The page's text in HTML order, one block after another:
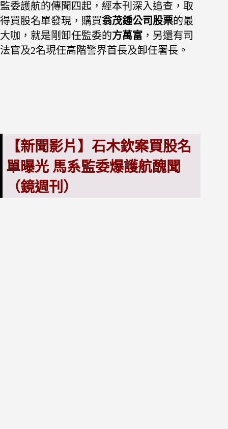
監委護航的傳聞四起，經本刊深入追查，取
得買股名單發現，購買翁茂鍾公司股票的最
大咖，就是剛卸任監委的方萬富 ，另還有司
法官及2名現任高階警界首長及卸任署長。
【新聞影片】石木欽案買股名
單曝光 馬系監委爆護航醜聞
（鏡週刊）